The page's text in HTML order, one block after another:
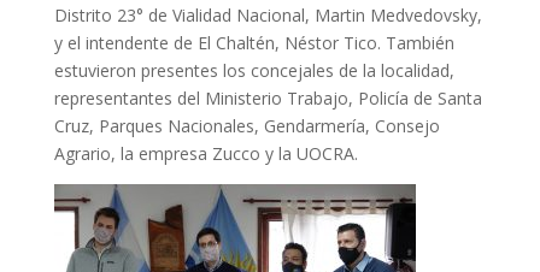
Distrito 23° de Vialidad Nacional, Martin Medvedovsky,
y el intendente de El Chaltén, Néstor Tico. También
estuvieron presentes los concejales de la localidad,
representantes del Ministerio Trabajo, Policía de Santa
Cruz, Parques Nacionales, Gendarmería, Consejo
Agrario, la empresa Zucco y la UOCRA.